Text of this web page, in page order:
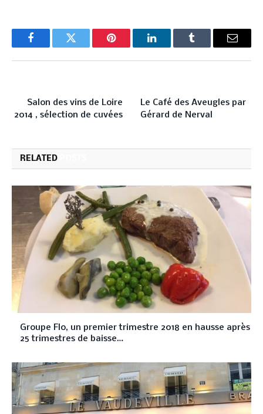
FacebookTwitter Pinterest LinkedInTumblr Email
Salon des vins de Loire
2014 , sélection de cuvées
Le Café des Aveugles par
Gérard de Nerval
RELATED
Groupe Flo, un premier trimestre 2018 en hausse après
25 trimestres de baisse…